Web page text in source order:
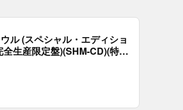
ル (スペシャル・エディショ
生産限定盤)(SHM-CD)(特